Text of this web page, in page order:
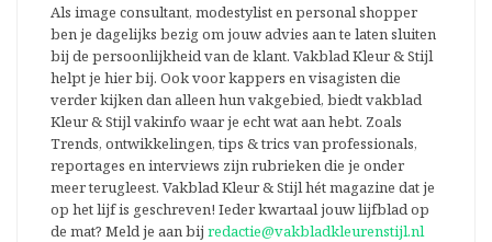
Als image consultant, modestylist en personal shopper
ben je dagelijks bezig om jouw advies aan te laten sluiten
bij de persoonlijkheid van de klant. Vakblad Kleur & Stijl
helpt je hier bij. Ook voor kappers en visagisten die
verder kijken dan alleen hun vakgebied, biedt vakblad
Kleur & Stijl vakinfo waar je echt wat aan hebt. Zoals
Trends, ontwikkelingen, tips & trics van professionals,
reportages en interviews zijn rubrieken die je onder
meer terugleest. Vakblad Kleur & Stijl hét magazine dat je
op het lijf is geschreven! Ieder kwartaal jouw lijfblad op
de mat? Meld je aan bij redactie@vakbladkleurenstijl.nl